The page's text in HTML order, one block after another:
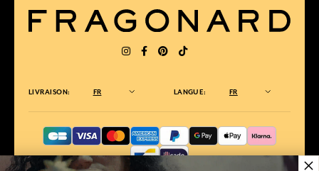
LIVRAISON: FR LANGUE: FR
×